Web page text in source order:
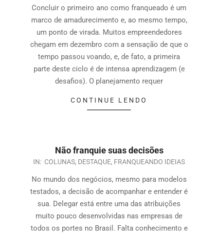
Concluir o primeiro ano como franqueado é um
marco de amadurecimento e, ao mesmo tempo,
um ponto de virada. Muitos empreendedores
chegam em dezembro com a sensação de que o
tempo passou voando, e, de fato, a primeira
parte deste ciclo é de intensa aprendizagem (e
desafios). O planejamento requer
CONTINUE LENDO
Não franquie suas decisões
IN: COLUNAS, DESTAQUE, FRANQUEANDO IDEIAS
No mundo dos negócios, mesmo para modelos
testados, a decisão de acompanhar e entender é
sua. Delegar está entre uma das atribuições
muito pouco desenvolvidas nas empresas de
todos os portes no Brasil. Falta conhecimento e